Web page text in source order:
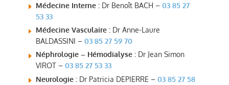
Médecine Interne :Dr Benoît BACH – 03 85 27
53 33
Médecine Vasculaire :Dr Anne-Laure
BALDASSINI – 03 85 27 59 70
Néphrologie – Hémodialyse :Dr Jean Simon
VIROT – 03 85 27 53 33
Neurologie :Dr Patricia DEPIERRE – 03 85 27 58